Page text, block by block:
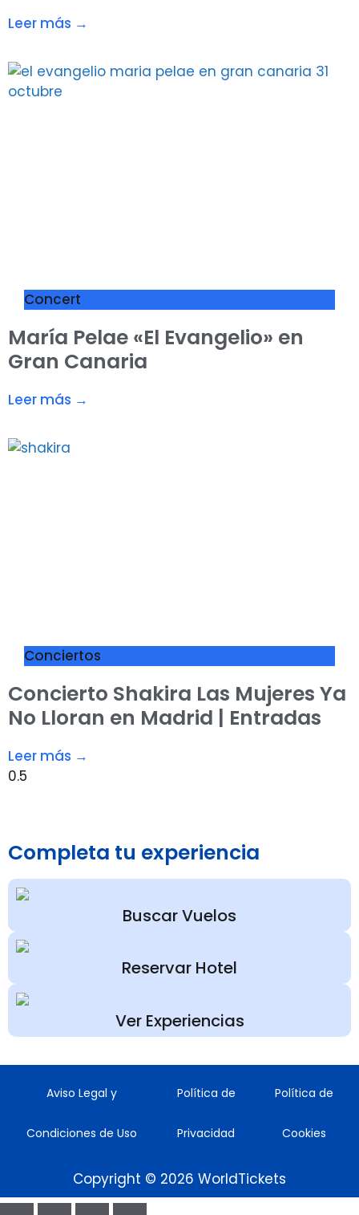
Leer más →
Concert
María Pelae «El Evangelio» en
Gran Canaria
Leer más →
Conciertos
Concierto Shakira Las Mujeres Ya
No Lloran en Madrid | Entradas
Leer más →
Completa tu experiencia
Buscar Vuelos
Reservar Hotel
Ver Experiencias
Aviso Legal y
Condiciones de Uso
Política de
Privacidad
Política de
Cookies
Copyright © 2026 WorldTickets